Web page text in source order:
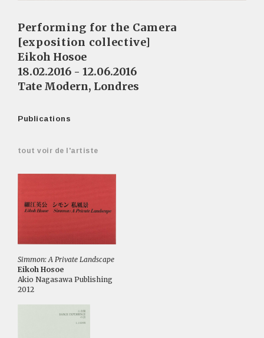
Performing for the Camera
[exposition collective]
Eikoh Hosoe
18.02.2016 - 12.06.2016
Tate Modern, Londres
Publications
tout voir de l'artiste
Simmon: A Private Landscape
Eikoh Hosoe
Akio Nagasawa Publishing
2012